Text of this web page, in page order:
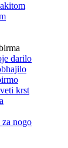
darilo
krst
za nogo